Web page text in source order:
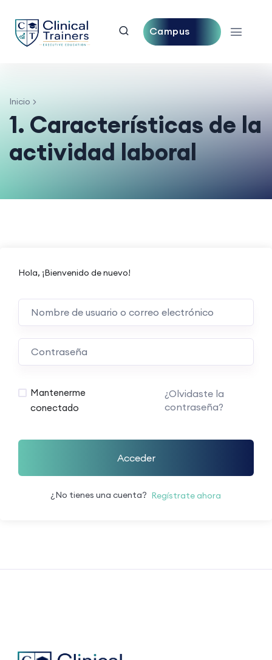
Campus
Inicio
1. Características de la
actividad laboral
Hola, ¡Bienvenido de nuevo!
Mantenerme
conectado
¿Olvidaste la
contraseña?
Acceder
¿No tienes una cuenta? Regístrate ahora